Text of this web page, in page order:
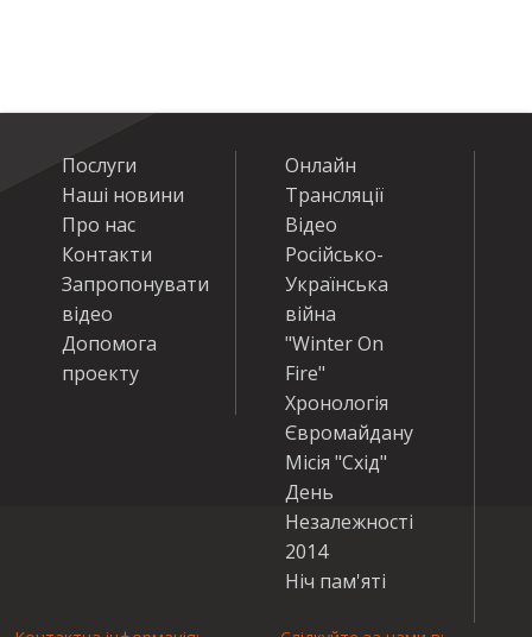
Послуги
Наші новини
Про нас
Контакти
Запропонувати
відео
Допомога
проекту
Онлайн
Трансляції
Відео
Російсько-
Українська
війна
"Winter On
Fire"
Хронологія
Євромайдану
Місія "Схід"
День
Незалежності
2014
Ніч пам'яті